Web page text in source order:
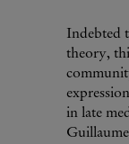
Indebted
theory,
in late